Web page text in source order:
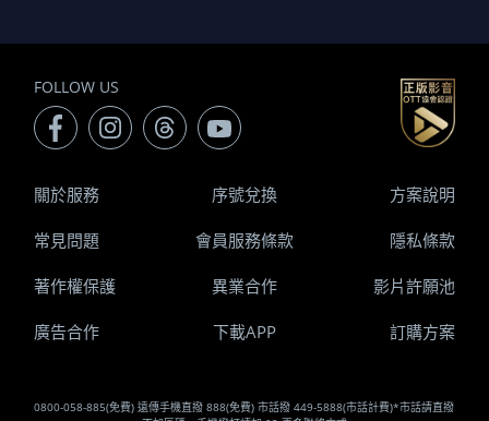
FOLLOW US
0800-058-885(免費) 遠傳手機直撥 888(免費) 市話撥 449-5888(市話計費)*市話請直撥
關於服務 序號兌換 方案說明
常見問題 會員服務條款 隱私條款
著作權保護 異業合作 影片許願池
廣告合作 下載APP 訂購方案